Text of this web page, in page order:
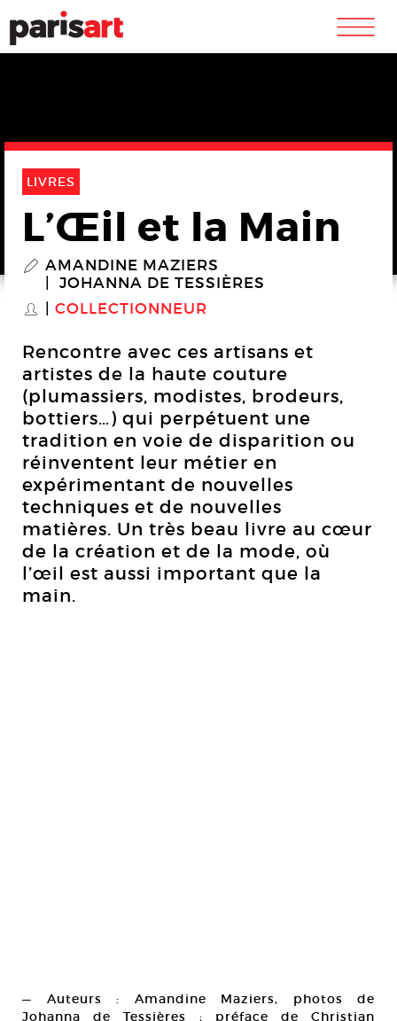
m
LIVRES
L’Œil et la Main
P AMANDINE MAZIERS
JOHANNA DE TESSIÈRES
S COLLECTIONNEUR
Rencontre avec ces artisans et
artistes de la haute couture
(plumassiers, modistes, brodeurs,
bottiers…) qui perpétuent une
tradition en voie de disparition ou
réinventent leur métier en
expérimentant de nouvelles
techniques et de nouvelles
matières. Un très beau livre au cœur
de la création et de la mode, où
l’œil est aussi important que la
main.
— Auteurs : Amandine Maziers, photos de
Johanna de Tessières ; préface de Christian